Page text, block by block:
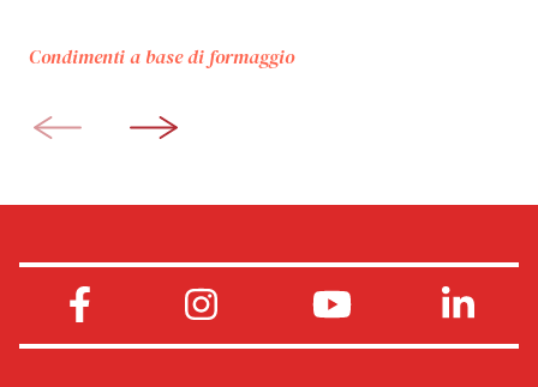
Condimenti a base di formaggio